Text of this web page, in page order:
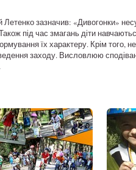
зазначив: «Дивогонки»
під час змагань діти
їх характеру. Крім того,
заходу. Висловлюю